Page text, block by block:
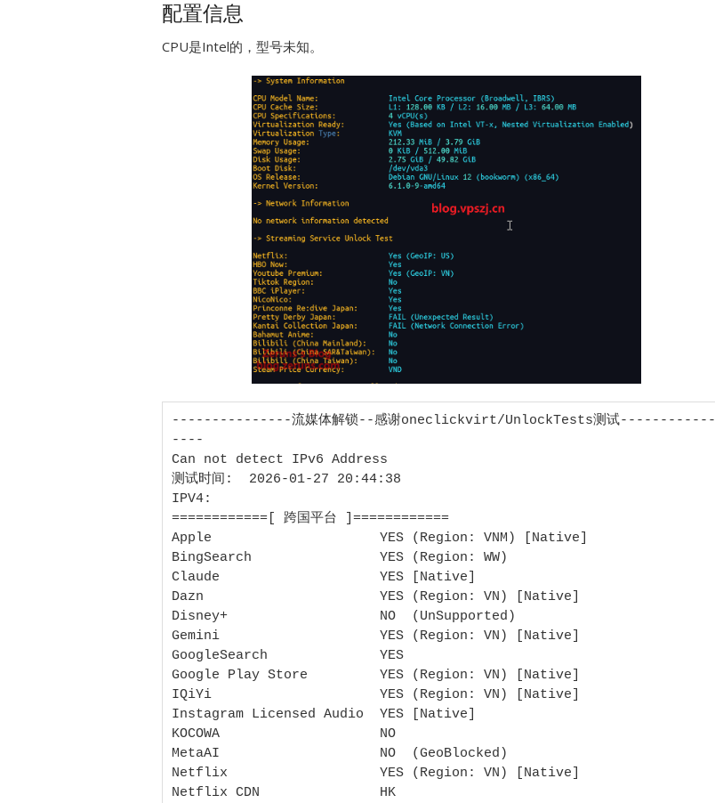
配置信息
CPU是Intel的，型号未知。
---------------流媒体解锁--感谢oneclickvirt/UnlockTests测试------------
----
Can not detect IPv6 Address
测试时间:  2026-01-27 20:44:38
IPV4:
============[ 跨国平台 ]============
Apple                     YES (Region: VNM) [Native]
BingSearch                YES (Region: WW)
Claude                    YES [Native]
Dazn                      YES (Region: VN) [Native]
Disney+                   NO  (UnSupported)
Gemini                    YES (Region: VN) [Native]
GoogleSearch              YES
Google Play Store         YES (Region: VN) [Native]
IQiYi                     YES (Region: VN) [Native]
Instagram Licensed Audio  YES [Native]
KOCOWA                    NO
MetaAI                    NO  (GeoBlocked)
Netflix                   YES (Region: VN) [Native]
Netflix CDN               HK